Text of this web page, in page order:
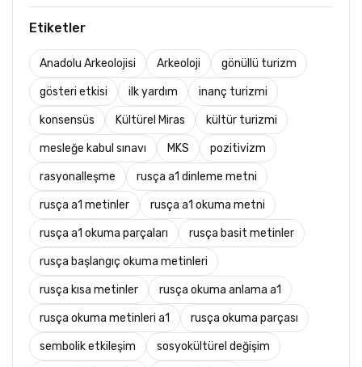
Etiketler
Anadolu Arkeolojisi Arkeoloji gönüllü turizm
gösteri etkisi ilk yardım inanç turizmi
konsensüs Kültürel Miras kültür turizmi
mesleğe kabul sınavı MKS pozitivizm
rasyonalleşme rusça a1 dinleme metni
rusça a1 metinler rusça a1 okuma metni
rusça a1 okuma parçaları rusça basit metinler
rusça başlangıç okuma metinleri
rusça kısa metinler rusça okuma anlama a1
rusça okuma metinleri a1 rusça okuma parçası
sembolik etkileşim sosyokültürel değişim